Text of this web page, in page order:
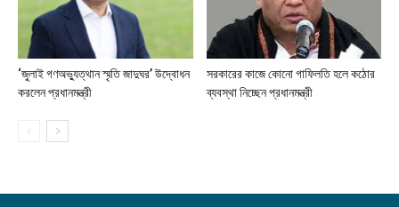
‘জুলাই গণঅভ্যুত্থান স্মৃতি জাদুঘর’ উদ্বোধন
করলেন প্রধানমন্ত্রী
সরকারের কাজে কোনো গাফিলতি হলে কঠোর
ব্যবস্থা নিচ্ছেন প্রধানমন্ত্রী